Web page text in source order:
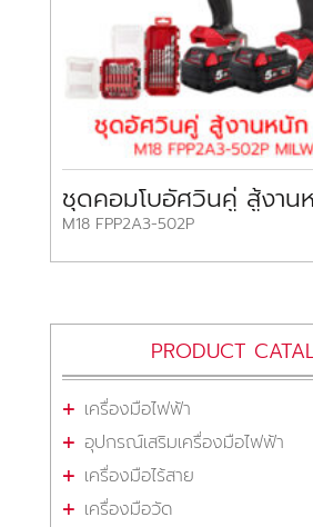
M18 FPP2A3-502P
PRODUCT
เครื่องมือไฟฟ้า
อุปกรณ์เสริมเครื่องมือไฟฟ้า
เครื่องมือไร้สาย
เครื่องมือวัด